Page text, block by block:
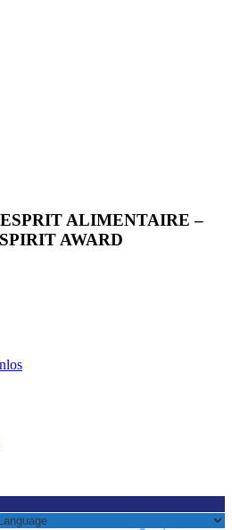
ALIMENTAIRE –
AWARD